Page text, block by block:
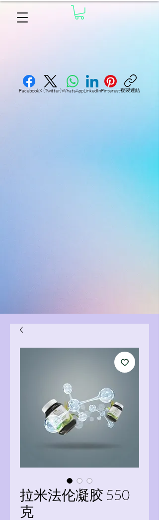
FacebookX (Twitter)WhatsAppLinkedInPinterest複製連結
拉米法伦凝胶 550
克